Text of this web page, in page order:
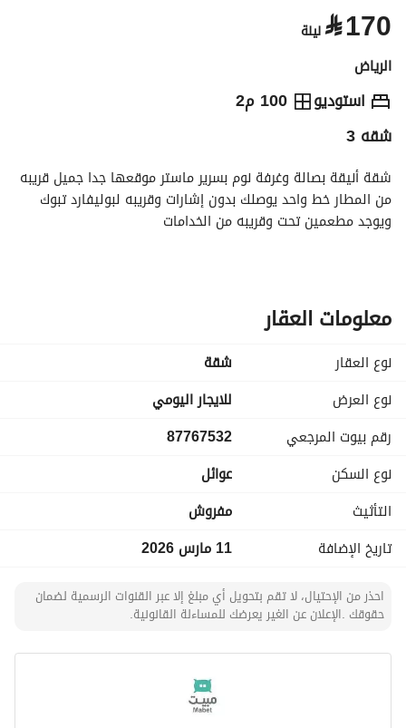
⃁170 ليلة
الرياض
استوديو 100 م2 ⃁
170 يومياً
السياحة
شقه 3
ويوجد مطعمين تحت وقريبه من الخدامات
معلومات العقار
نوع العقار
شقة
نوع العرض
للايجار اليومي
رقم بيوت المرجعي
87767532
نوع السكن
عوائل
التأثيث
مفروش
تاريخ الإضافة
11 مارس 2026
احذر من الإحتيال، لا تقم بتحويل أي مبلغ إلا عبر القنوات الرسمية لضمان
حقوقك .الإعلان عن الغير يعرضك للمساءلة القانونية.